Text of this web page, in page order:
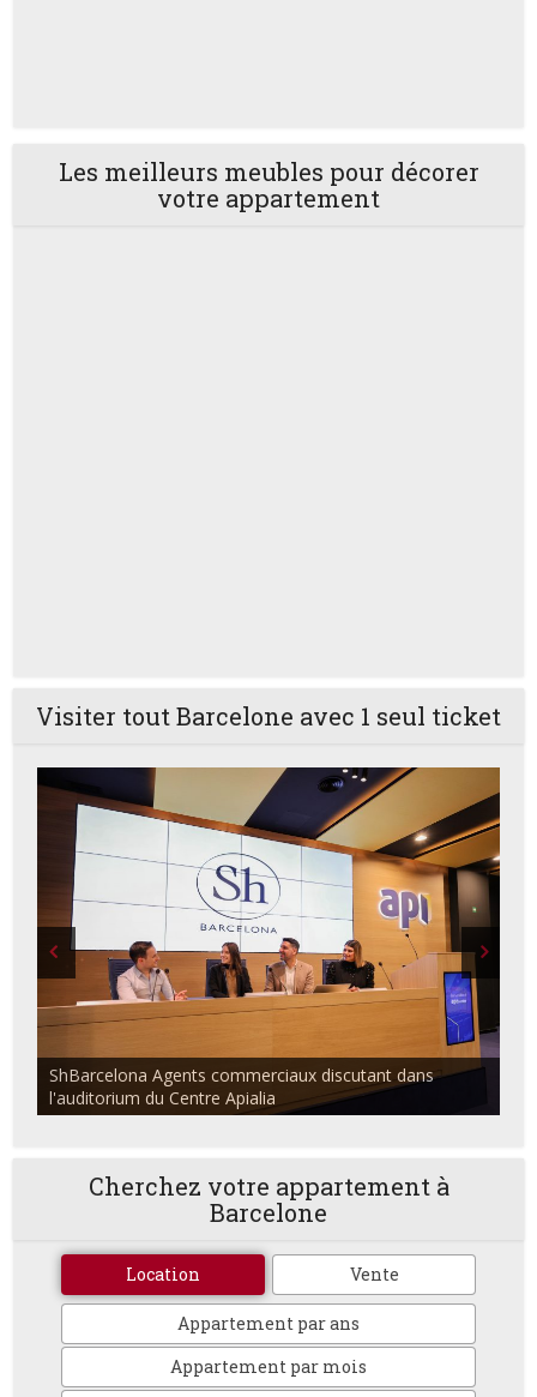
Les meilleurs meubles pour décorer
votre appartement
Visiter tout Barcelone avec 1 seul ticket
ShBarcelona Agents commerciaux discutant dans
l'auditorium du Centre Apialia
Cherchez votre appartement à
Barcelone
Location Vente
Appartement par ans
Appartement par mois